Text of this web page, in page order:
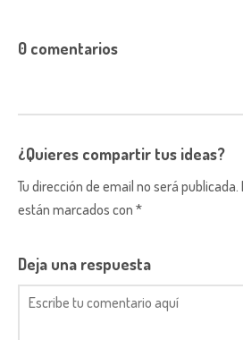
0 comentarios
¿Quieres compartir tus ideas?
Tu dirección de email no será
están marcados con *
Deja una respuesta